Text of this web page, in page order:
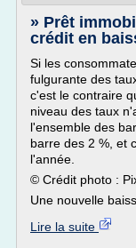
» Prêt
crédit en
Si les
fulgurante des
c'est le contraire
niveau des taux
l'ensemble des
barre des 2 %, et
l'année.
© Crédit photo :
Une nouvelle
Lire la suite